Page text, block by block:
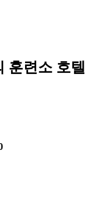
훈련소 호텔